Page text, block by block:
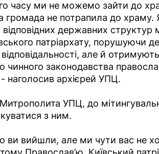
часу ми не можемо зайти до
не потрапила до храму.
відповідних державних
патріархату, порушуючи
але й
чинного законодавства
- наголосив архієрей УПЦ.
УПЦ, до
з ним.
вийшли, але ми чути вас не